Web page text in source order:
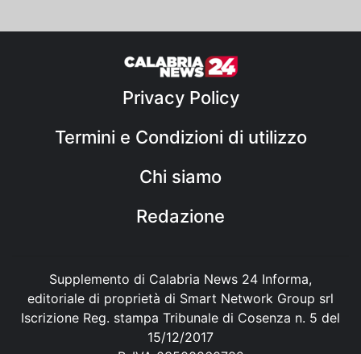
Privacy Policy
Termini e Condizioni di utilizzo
Chi siamo
Redazione
Supplemento di Calabria News 24 Informa,
editoriale di proprietà di Smart Network Group srl
Iscrizione Reg. stampa Tribunale di Cosenza n. 5 del
15/12/2017